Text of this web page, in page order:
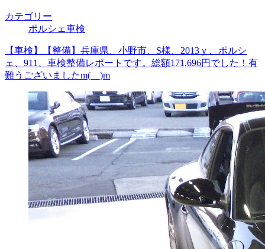
カテゴリー
ポルシェ車検
【車検】【整備】兵庫県、小野市、S様、2013ｙ、ポルシ
ェ、911、車検整備レポートです。総額171,696円でした！有
難うございましたm(__)m